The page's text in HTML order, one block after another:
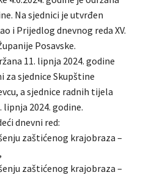
Na sjednici je utvrđen
i Prijedlog dnevnog reda XV.
Posavske.
11. lipnja 2024. godine
za sjednice Skupštine
a sjednice radnih tijela
lipnja 2024. godine.
dnevni red:
zaštićenog krajobraza –
zaštićenog krajobraza –